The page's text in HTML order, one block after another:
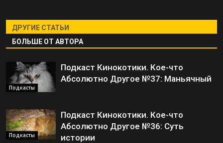
ДРУГИЕ СТАТЬИ
БОЛЬШЕ ОТ АВТОРА
Подкасты
Подкаст Кинокотики. Кое-что
Абсолютно Другое №37: Маньячный
Подкасты
Подкаст Кинокотики. Кое-что
Абсолютно Другое №36: Суть
истории